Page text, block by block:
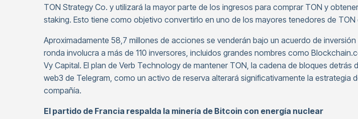
TON Strategy Co. y utilizará la mayor parte de los ingresos para comprar TON y
staking. Esto tiene como objetivo convertirlo en uno de los mayores tenedores de TON
Aproximadamente 58,7 millones de acciones se venderán bajo un acuerdo de inversión
ronda involucra a más de 110 inversores, incluidos grandes nombres como
Vy Capital. El plan de Verb Technology de mantener TON, la cadena de bloques detrás
web3 de Telegram, como un activo de reserva alterará significativamente la estrategia
compañía.
El partido de Francia respalda la minería de Bitcoin con energía nuclear